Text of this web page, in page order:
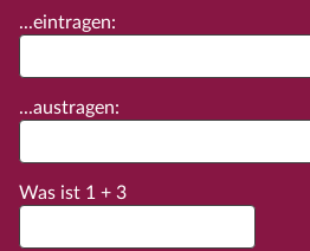
...eintragen:
...austragen:
Was ist 1 + 3